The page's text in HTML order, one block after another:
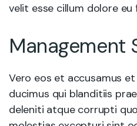
velit esse cillum dolore
Management
Vero eos et accusamus
ducimus qui blanditiis
deleniti atque corrupti